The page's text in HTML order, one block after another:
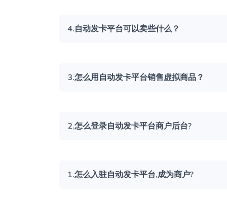
4.自动发卡平台可以卖些什么？
3.怎么用自动发卡平台销售虚拟商品？
2.怎么登录自动发卡平台商户后台?
1.怎么入驻自动发卡平台,成为商户?